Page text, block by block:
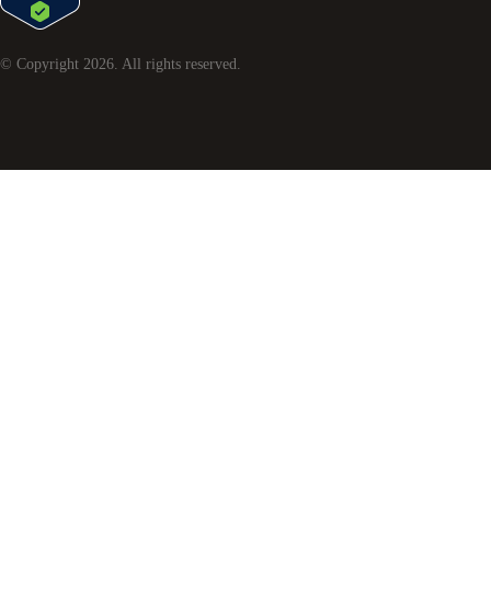
© Copyright 2026. All rights reserved.